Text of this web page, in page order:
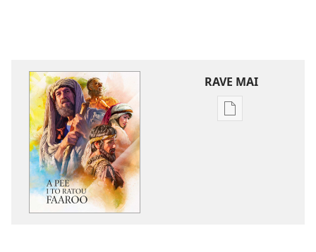
RAVE MAI
No